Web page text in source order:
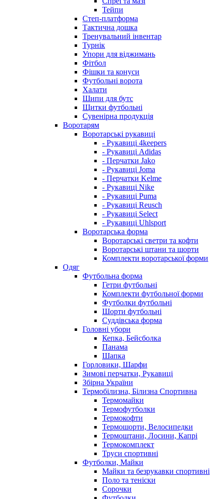
Тейпи
Степ-платформа
Тактична дошка
Тренувальний інвентар
Турнік
Упори для віджимань
Фітбол
Фішки та конуси
Футбольні ворота
Халати
Шипи для бутс
Щитки футбольні
Сувенірна продукція
Воротарям
Воротарські рукавиці
- Рукавиці 4keepers
- Рукавиці Adidas
- Перчатки Jako
- Рукавиці Joma
- Перчатки Kelme
- Рукавиці Nike
- Рукавиці Puma
- Рукавиці Reusch
- Рукавиці Select
- Рукавиці Uhlsport
Воротарська форма
Воротарські светри та кофти
Воротарські штани та шорти
Комплекти воротарської форми
Одяг
Футбольна форма
Гетри футбольні
Комплекти футбольної форми
Футболки футбольні
Шорти футбольні
Суддівська форма
Головні убори
Кепка, Бейсболка
Панама
Шапка
Горловики, Шарфи
Зимові перчатки, Рукавиці
Збірна України
Термобілизна, Білизна Спортивна
Термомайки
Термофутболки
Термокофти
Термошорти, Велосипедки
Термоштани, Лосини, Капрі
Термокомплект
Труси спортивні
Футболки, Майки
Майки та безрукавки спортивні
Поло та теніски
Сорочки